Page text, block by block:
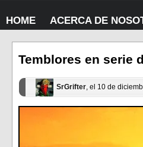
HOME ACERCA DE
Temblores en serie
SrGrifter, el 10 de